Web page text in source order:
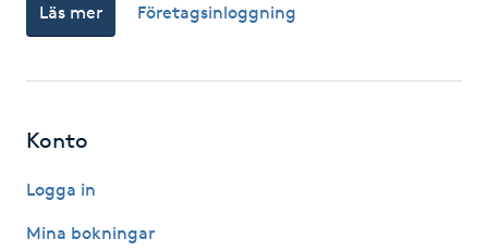
Kroppsinpackning
Kroppspeeling
Käkledsbehandling
Kärlbehandling
Läs mer Företagsinloggning
Konto
Logga in
Mina bokningar